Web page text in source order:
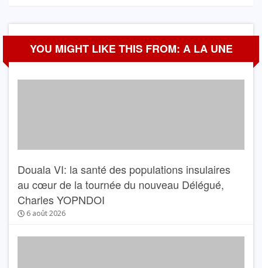
YOU MIGHT LIKE THIS FROM: A LA UNE
Douala VI: la santé des populations insulaires
au cœur de la tournée du nouveau Délégué,
Charles YOPNDOI
6 août 2026